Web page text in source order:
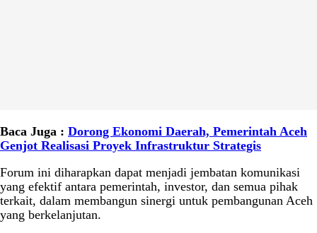
Baca Juga : Dorong Ekonomi Daerah, Pemerintah Aceh
Genjot Realisasi Proyek Infrastruktur Strategis
Forum ini diharapkan dapat menjadi jembatan komunikasi
yang efektif antara pemerintah, investor, dan semua pihak
terkait, dalam membangun sinergi untuk pembangunan Aceh
yang berkelanjutan.